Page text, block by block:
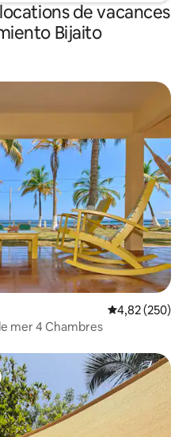
de vacances
Bijaito
Note
4,82 (250)
mer 4 Chambres